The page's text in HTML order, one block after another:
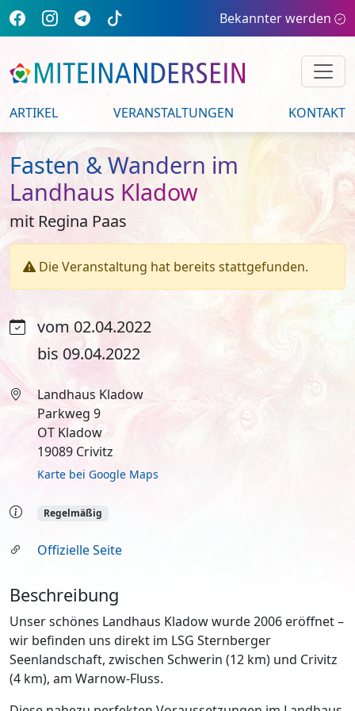
Bekannter werden
ARTIKEL VERANSTALTUNGEN KONTAKT
Fasten & Wandern im
Landhaus Kladow
mit Regina Paas
Die Veranstaltung hat bereits stattgefunden.
vom 02.04.2022
bis 09.04.2022
Landhaus Kladow
Parkweg 9
OT Kladow
19089 Crivitz
Karte bei Google Maps
Regelmäßig
Offizielle Seite
Beschreibung
Unser schönes Landhaus Kladow wurde 2006 eröffnet –
wir befinden uns direkt im LSG Sternberger
Seenlandschaft, zwischen Schwerin (12 km) und Crivitz
(4 km), am Warnow-Fluss.